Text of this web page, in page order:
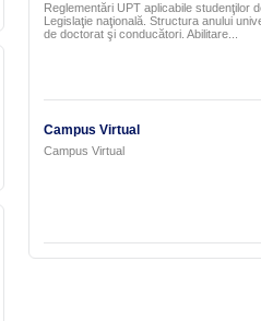
Reglementări UPT aplicabile studenţilor
Legislaţie naţională. Structura anului
de doctorat şi conducători. Abilitare...
Campus Virtual
Campus Virtual